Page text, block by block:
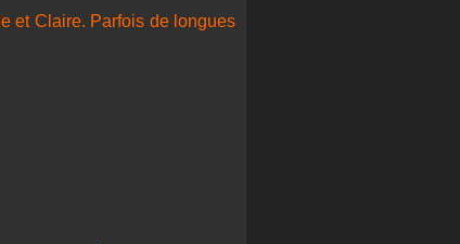
et Claire. Parfois de longues